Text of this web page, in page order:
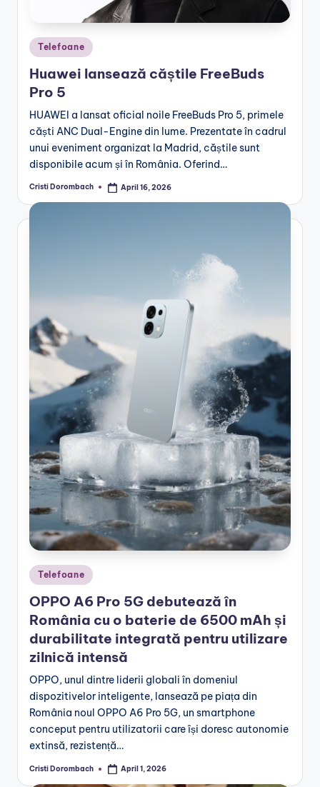
Posted
in
Telefoane
Huawei lansează căștile FreeBuds
Pro 5
HUAWEI a lansat oficial noile FreeBuds Pro 5, primele
căști ANC Dual-Engine din lume. Prezentate în cadrul
unui eveniment organizat la Madrid, căștile sunt
disponibile acum și în România. Oferind…
Posted
Cristi Dorombach April 16, 2026
Posted
in
Telefoane
OPPO A6 Pro 5G debutează în
România cu o baterie de 6500 mAh și
durabilitate integrată pentru utilizare
zilnică intensă
OPPO, unul dintre liderii globali în domeniul
dispozitivelor inteligente, lansează pe piața din
România noul OPPO A6 Pro 5G, un smartphone
conceput pentru utilizatorii care își doresc autonomie
extinsă, rezistență…
Posted
Cristi Dorombach April 1, 2026